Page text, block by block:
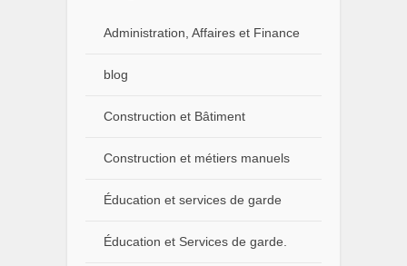
Administration, Affaires et Finance
blog
Construction et Bâtiment
Construction et métiers manuels
Éducation et services de garde
Éducation et Services de garde.